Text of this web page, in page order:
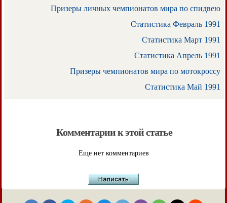
Призеры личных чемпионатов мира по спидвею
Статистика Февраль 1991
Статистика Март 1991
Статистика Апрель 1991
Призеры чемпионатов мира по мотокроссу
Статистика Май 1991
Комментарии к этой статье
Еще нет комментариев